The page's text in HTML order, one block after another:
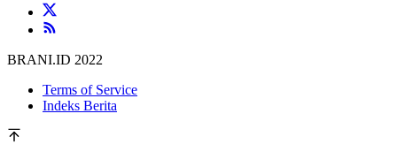
BRANI.ID 2022
Terms of Service
Indeks Berita